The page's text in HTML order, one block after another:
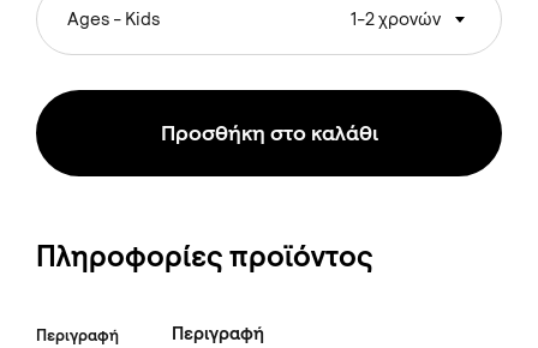
Ages - Kids 1-2 χρονών
Προσθήκη στο καλάθι
Πληροφορίες προϊόντος
Περιγραφή
Περιγραφή